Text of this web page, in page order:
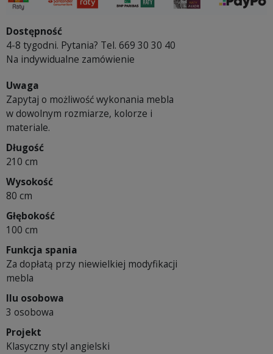
Dostępność
4-8 tygodni. Pytania? Tel. 669 30 30 40
Na indywidualne zamówienie
Uwaga
Zapytaj o możliwość wykonania mebla
w dowolnym rozmiarze, kolorze i
materiale.
Długość
210 cm
Wysokość
80 cm
Głębokość
100 cm
Funkcja spania
Za dopłatą przy niewielkiej modyfikacji
mebla
Ilu osobowa
3 osobowa
Projekt
Klasyczny styl angielski